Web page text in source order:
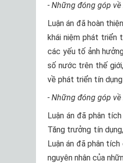
- Những đóng góp
Luận án đã hoàn
khái niệm phát triển
các yếu tố ảnh
số nước trên thế
về phát triển tín
- Những đóng góp
Luận án đã phân
Tăng trưởng tín
Luận án đã phân
nguyên nhân của